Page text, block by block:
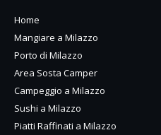
Home
Mangiare a Milazzo
Porto di Milazzo
Area Sosta Camper
Campeggio a Milazzo
Sushi a Milazzo
Piatti Raffinati a Milazzo